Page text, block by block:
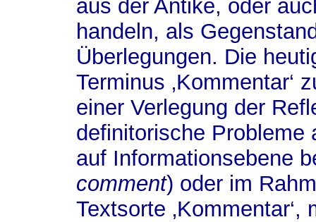
aus der Antike, oder
handeln, als
Überlegungen. Die
Terminus ‚Kommentar‘
einer Verlegung der
definitorische Probleme
auf Informationsebene
comment) oder im
Textsorte